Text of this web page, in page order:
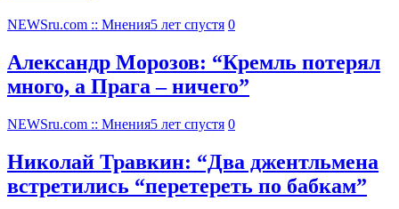
NEWSru.com :: Мнения5 лет спустя 0
Александр Морозов: “Кремль потерял
много, а Прага – ничего”
NEWSru.com :: Мнения5 лет спустя 0
Николай Травкин: “Два джентльмена
встретились “перетереть по бабкам”